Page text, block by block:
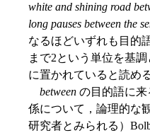
white and shining road
long pauses between the
なるほどいずれも目的
まで2という単位を基
に置かれていると読め
between の目的語に
係について，論理的な
研究者とみられる）